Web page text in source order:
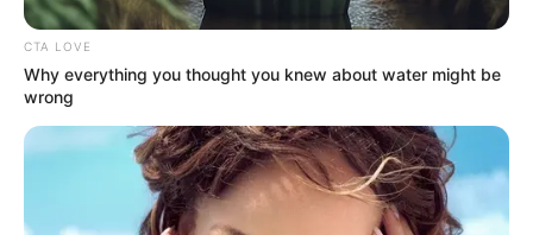
ACTIVAR AHORA
TEMAS DESTACADOS
CTA LOVE
Why everything you thought you knew about water might be
wrong